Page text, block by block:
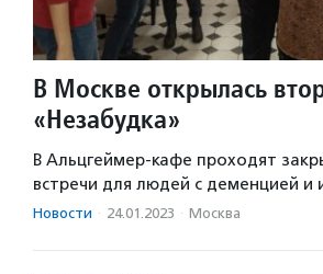
В Москве открылась
«Незабудка»
В Альцгеймер-кафе проходят
встречи для людей с деменцией и
Новости · 24.01.2023 · Москва